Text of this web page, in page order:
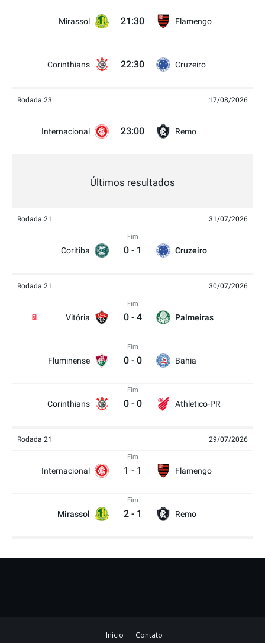
Mirassol 21:30 Flamengo
Corinthians 22:30 Cruzeiro
Rodada 23 17/08/2026
Internacional 23:00 Remo
Últimos resultados
Rodada 21 31/07/2026
Coritiba
Fim
0 - 1 Cruzeiro
Rodada 21 30/07/2026
Vitória
2
Fim
0 - 4 Palmeiras
Fluminense
Fim
0 - 0 Bahia
Corinthians
Fim
0 - 0 Athletico-PR
Rodada 21 29/07/2026
Internacional
Fim
1 - 1 Flamengo
Mirassol
Fim
2 - 1 Remo
Inicio Contato